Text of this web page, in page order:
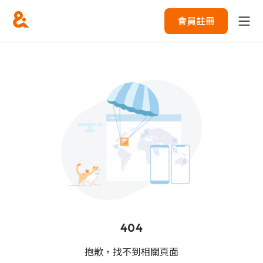
會員註冊
404
抱歉，找不到相關頁面